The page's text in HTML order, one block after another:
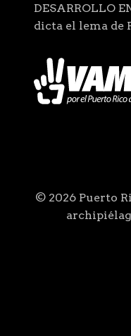
DESARROLLO
dicta el lema de
© 2026 Puerto